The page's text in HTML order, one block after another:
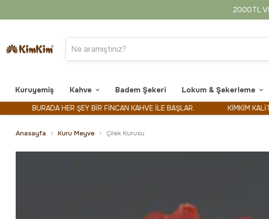
2000TL
Kuruyemiş Kahve Badem Şekeri Lokum & Şekerleme
BURADA HER ŞEY BİR FİNCAN KAHVE İLE BAŞLAR. KİMKİM KALİTEDİR!
Anasayfa Kuru Meyve Çilek Kurusu